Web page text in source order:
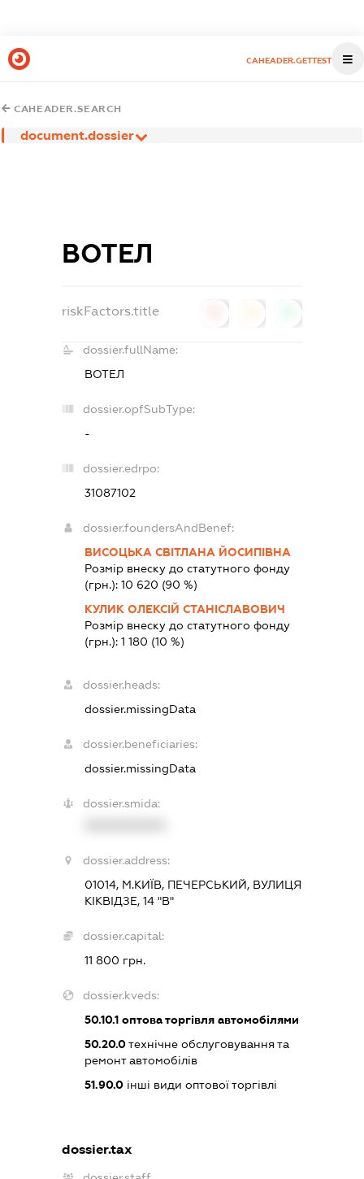
CAHEADER.GETTEST
CAHEADER.SEARCH
document.dossier
ВОТЕЛ
riskFactors.title
dossier.fullName:
ВОТЕЛ
dossier.opfSubType:
-
dossier.edrpo:
31087102
dossier.foundersAndBenef:
ВИСОЦЬКА СВІТЛАНА ЙОСИПІВНА
Розмір внеску до статутного фонду
(грн.):10 620 (90 %)
КУЛИК ОЛЕКСІЙ СТАНІСЛАВОВИЧ
Розмір внеску до статутного фонду
(грн.):1 180 (10 %)
dossier.heads:
dossier.missingData
dossier.beneficiaries:
dossier.missingData
dossier.smida:
dossier.address:
01014, М.КИЇВ, ПЕЧЕРСЬКИЙ, ВУЛИЦЯ
КІКВІДЗЕ, 14 "В"
dossier.capital:
11 800 грн.
dossier.kveds:
50.10.1 оптова торгівля автомобілями
50.20.0технічне обслуговування та
ремонт автомобілів
51.90.0 інші види оптової торгівлі
dossier.tax